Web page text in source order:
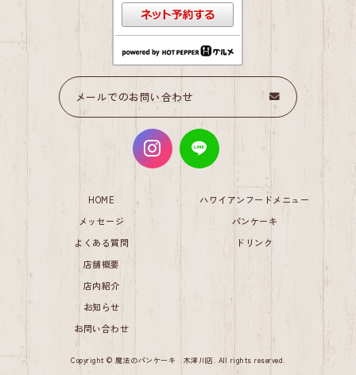
メールでのお問い合わせ
HOME
メッセージ
よくある質問
ハワイアンフードメニュー
パンケーキ
ドリンク
店舗概要
店内紹介
お知らせ
お問い合わせ
Copyright © 魔法のパンケーキ 木津川店. All rights reserved.